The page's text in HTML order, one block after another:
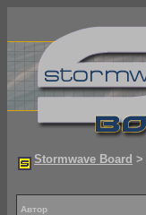
Stormwave Board >
Автор